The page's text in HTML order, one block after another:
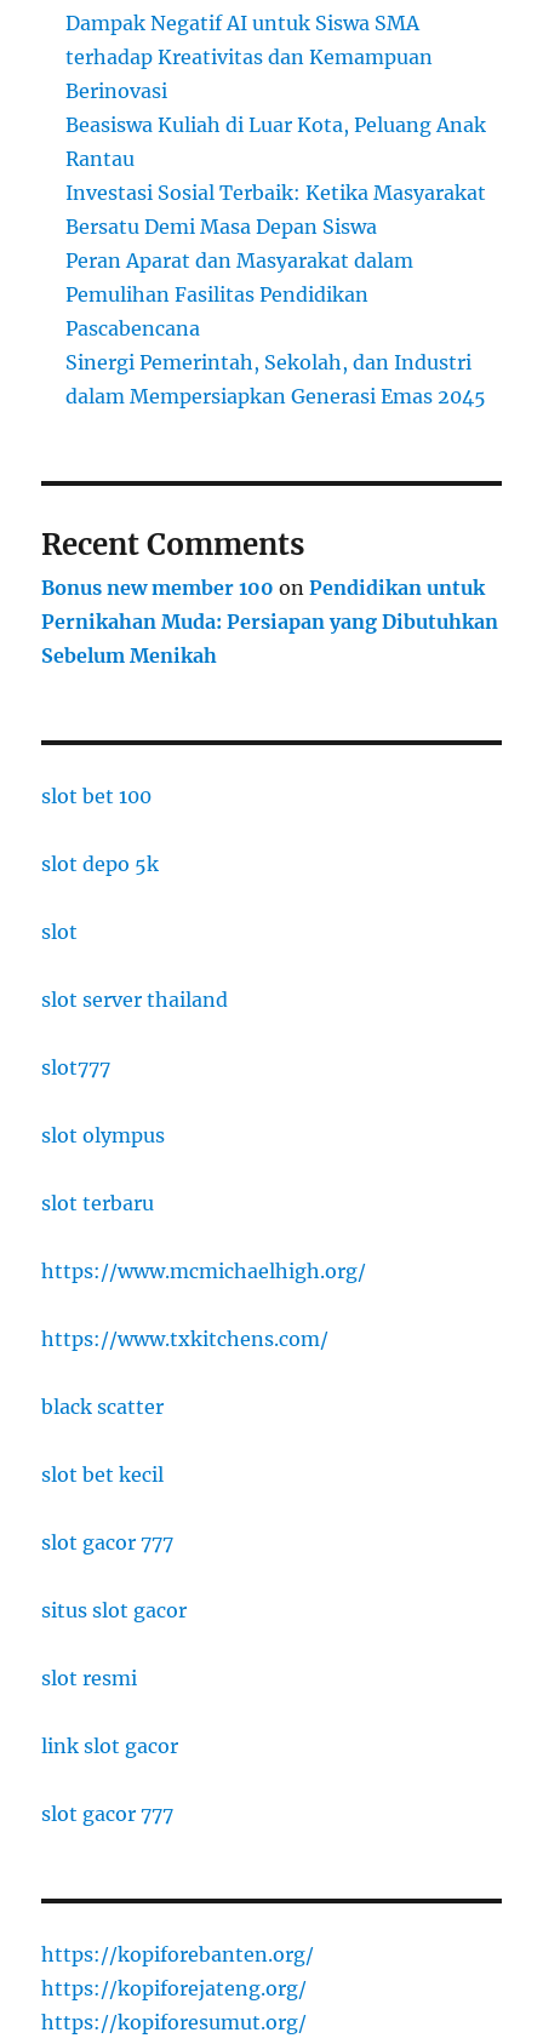
Dampak Negatif AI untuk Siswa SMA
terhadap Kreativitas dan Kemampuan
Berinovasi
Beasiswa Kuliah di Luar Kota, Peluang Anak
Rantau
Investasi Sosial Terbaik: Ketika Masyarakat
Bersatu Demi Masa Depan Siswa
Peran Aparat dan Masyarakat dalam
Pemulihan Fasilitas Pendidikan
Pascabencana
Sinergi Pemerintah, Sekolah, dan Industri
dalam Mempersiapkan Generasi Emas 2045
Recent Comments
Bonus new member 100 onPendidikan untuk
Pernikahan Muda: Persiapan yang Dibutuhkan
Sebelum Menikah
slot bet 100
slot depo 5k
slot
slot server thailand
slot777
slot olympus
slot terbaru
https://www.mcmichaelhigh.org/
https://www.txkitchens.com/
black scatter
slot bet kecil
slot gacor 777
situs slot gacor
slot resmi
link slot gacor
slot gacor 777
https://kopiforebanten.org/
https://kopiforejateng.org/
https://kopiforesumut.org/